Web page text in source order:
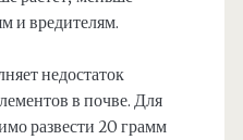
и вредителям.
недостаток
в почве. Для
развести 20 грамм